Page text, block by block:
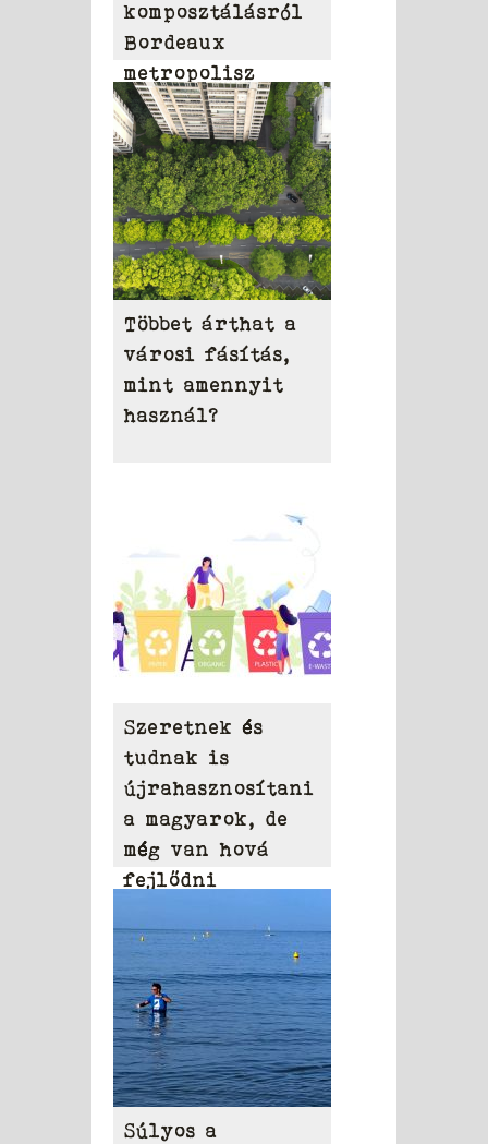
komposztálásról
Bordeaux
metropolisz
területén
Többet árthat a
városi fásítás,
mint amennyit
használ?
Szeretnek és
tudnak is
újrahasznosítani
a magyarok, de
még van hová
fejlődni
Súlyos a